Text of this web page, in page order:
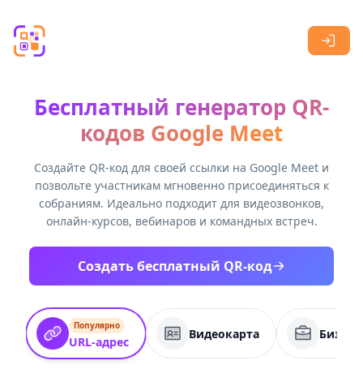
Бесплатный генератор QR-
кодов Google Meet
Создайте QR-код для своей ссылки на Google Meet и
позвольте участникам мгновенно присоединяться к
собраниям. Идеально подходит для видеозвонков,
онлайн-курсов, вебинаров и командных встреч.
Создать бесплатный QR-код
Популярно
URL-адрес
Видеокарта